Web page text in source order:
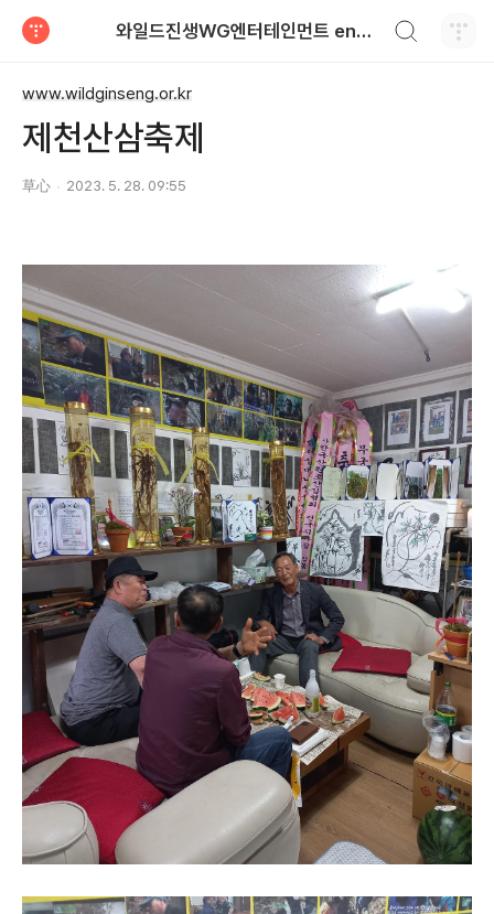
와일드진생WG엔터테인먼트 entertainment
www.wildginseng.or.kr
제천산삼축제
草心 2023. 5. 28. 09:55